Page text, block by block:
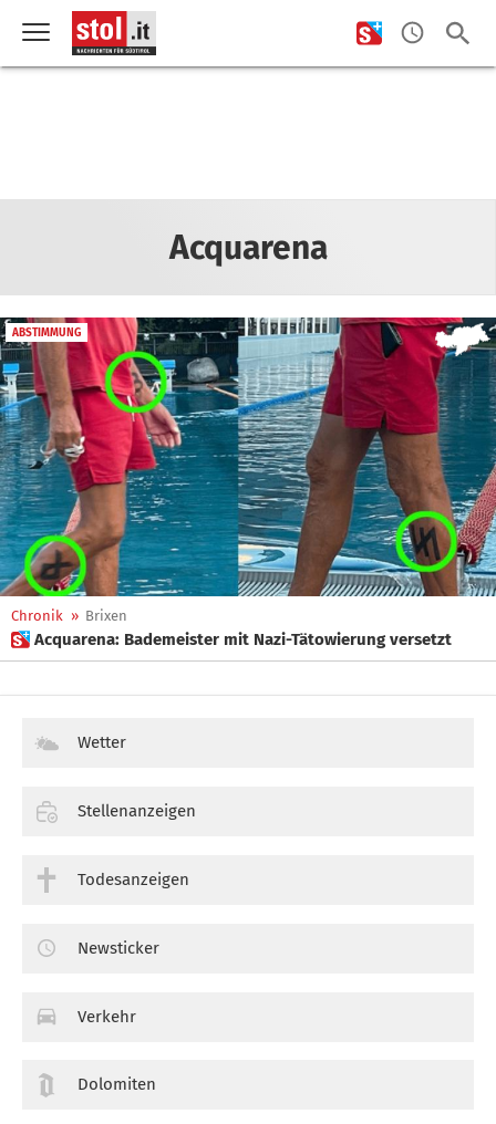
Acquarena
ABSTIMMUNG
Chronik » Brixen
 Acquarena: Bademeister mit Nazi-Tätowierung versetzt
Wetter
Stellenanzeigen
Todesanzeigen
Newsticker
Verkehr
Dolomiten